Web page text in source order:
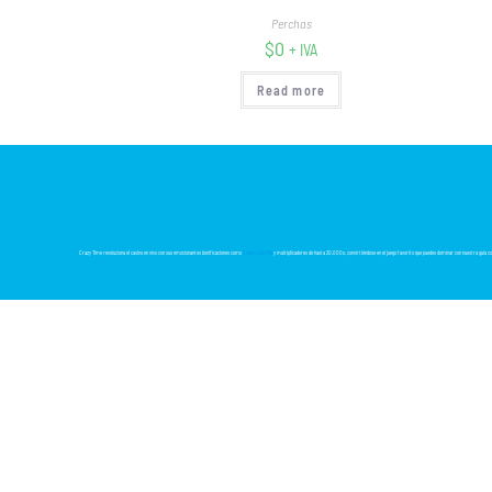
Perchas
$0 + IVA
Read more
Crazy Time revoluciona el casino en vivo con sus emocionantes bonificaciones como y multiplicadores de hasta 20.000x, convirtiéndose en el juego favorito que puedes dominar con nuestra guía